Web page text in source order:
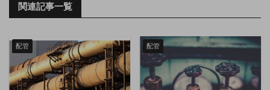
関連記事一覧
配管 配管